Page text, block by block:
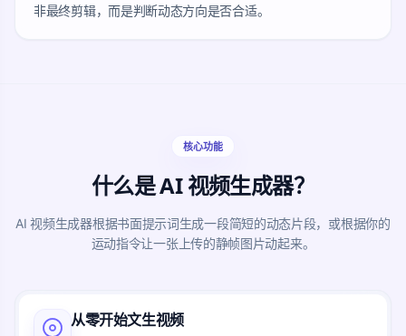
非最终剪辑，而是判断动态方向是否合适。
核心功能
什么是 AI 视频生成器？
AI 视频生成器根据书面提示词生成一段简短的动态片段，或根据你的
运动指令让一张上传的静帧图片动起来。
从零开始文生视频